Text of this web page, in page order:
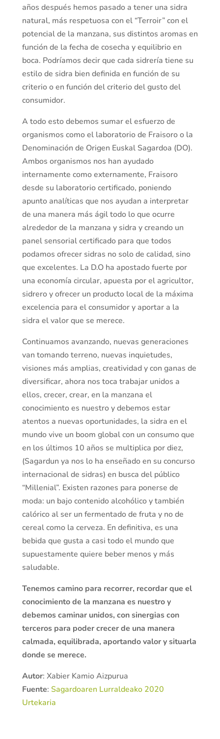
años después hemos pasado a tener una sidra
natural, más respetuosa con el “Terroir” con el
potencial de la manzana, sus distintos aromas en
función de la fecha de cosecha y equilibrio en
boca. Podríamos decir que cada sidrería tiene su
estilo de sidra bien definida en función de su
criterio o en función del criterio del gusto del
consumidor.
A todo esto debemos sumar el esfuerzo de
organismos como el laboratorio de Fraisoro o la
Denominación de Origen Euskal Sagardoa (DO).
Ambos organismos nos han ayudado
internamente como externamente, Fraisoro
desde su laboratorio certificado, poniendo
apunto analíticas que nos ayudan a interpretar
de una manera más ágil todo lo que ocurre
alrededor de la manzana y sidra y creando un
panel sensorial certificado para que todos
podamos ofrecer sidras no solo de calidad, sino
que excelentes. La D.O ha apostado fuerte por
una economía circular, apuesta por el agricultor,
sidrero y ofrecer un producto local de la máxima
excelencia para el consumidor y aportar a la
sidra el valor que se merece.
Continuamos avanzando, nuevas generaciones
van tomando terreno, nuevas inquietudes,
visiones más amplias, creatividad y con ganas de
diversificar, ahora nos toca trabajar unidos a
ellos, crecer, crear, en la manzana el
conocimiento es nuestro y debemos estar
atentos a nuevas oportunidades, la sidra en el
mundo vive un boom global con un consumo que
en los últimos 10 años se multiplica por diez,
(Sagardun ya nos lo ha enseñado en su concurso
internacional de sidras) en busca del público
“Millenial”. Existen razones para ponerse de
moda: un bajo contenido alcohólico y también
calórico al ser un fermentado de fruta y no de
cereal como la cerveza. En definitiva, es una
bebida que gusta a casi todo el mundo que
supuestamente quiere beber menos y más
saludable.
Tenemos camino para recorrer, recordar que el
conocimiento de la manzana es nuestro y
debemos caminar unidos, con sinergias con
terceros para poder crecer de una manera
calmada, equilibrada, aportando valor y situarla
donde se merece.
Autor: Xabier Kamio Aizpurua
Fuente: Sagardoaren Lurraldeako 2020
Urtekaria